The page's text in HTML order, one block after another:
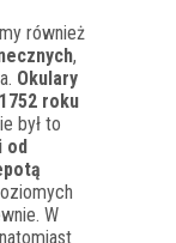
również
,
Okulary
roku
był to
od
W